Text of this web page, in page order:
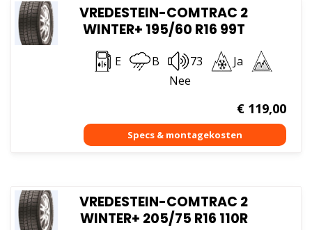
VREDESTEIN-COMTRAC 2
WINTER+ 195/60 R16 99T
E B 73
Ja
Nee
€119,00
VREDESTEIN-COMTRAC 2
WINTER+ 205/75 R16 110R